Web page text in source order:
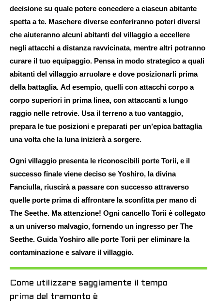
decisione su quale potere concedere a ciascun abitante
spetta a te. Maschere diverse conferiranno poteri diversi
che aiuteranno alcuni abitanti del villaggio a eccellere
negli attacchi a distanza ravvicinata, mentre altri potranno
curare il tuo equipaggio. Pensa in modo strategico a quali
abitanti del villaggio arruolare e dove posizionarli prima
della battaglia. Ad esempio, quelli con attacchi corpo a
corpo superiori in prima linea, con attaccanti a lungo
raggio nelle retrovie. Usa il terreno a tuo vantaggio,
prepara le tue posizioni e preparati per un’epica battaglia
una volta che la luna inizierà a sorgere.
Ogni villaggio presenta le riconoscibili porte Torii, e il
successo finale viene deciso se Yoshiro, la divina
Fanciulla, riuscirà a passare con successo attraverso
quelle porte prima di affrontare la sconfitta per mano di
The Seethe. Ma attenzione! Ogni cancello Torii è collegato
a un universo malvagio, fornendo un ingresso per The
Seethe. Guida Yoshiro alle porte Torii per eliminare la
contaminazione e salvare il villaggio.
Come utilizzare saggiamente il tempo
prima del tramonto è